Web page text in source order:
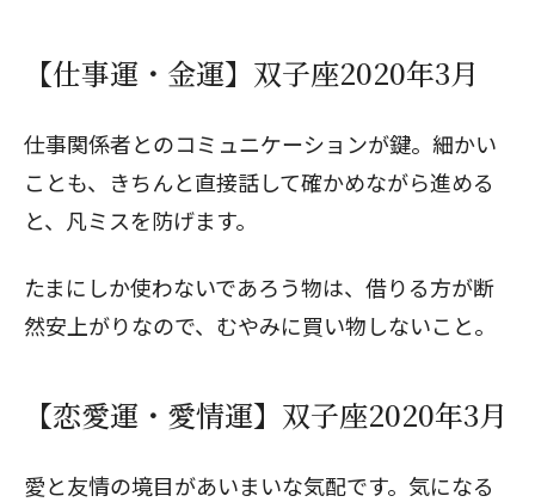
【仕事運・金運】双子座2020年3月
仕事関係者とのコミュニケーションが鍵。細かい
ことも、きちんと直接話して確かめながら進める
と、凡ミスを防げます。
たまにしか使わないであろう物は、借りる方が断
然安上がりなので、むやみに買い物しないこと。
【恋愛運・愛情運】双子座2020年3月
愛と友情の境目があいまいな気配です。気になる